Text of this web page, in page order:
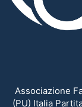
Associazione
(PU) Italia